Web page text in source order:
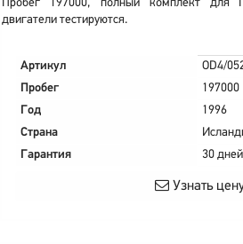
Пробег 197000, полный комплект для
двигатели тестируются.
Артикул
OD4/
Пробег
197000
Год
1996
Страна
Гарантия
30 дней
Узнать